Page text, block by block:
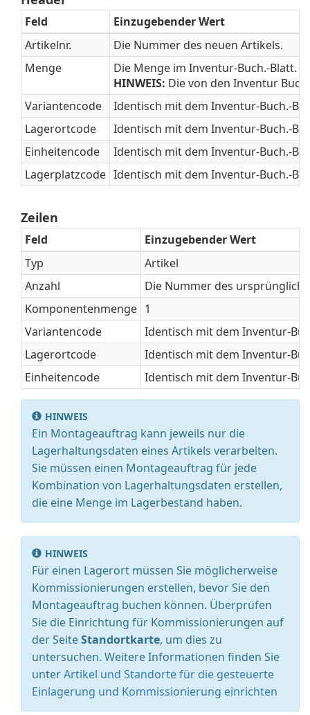
Feld
Einzugebender Wert
Artikelnr.
Die Nummer des neuen Artikels.
Menge
Die Menge im Inventur-Buch.-Blatt.
HINWEIS: Die von den Inventur
Variantencode
Identisch mit dem Inventur-Buch.-
Lagerortcode
Identisch mit dem Inventur-Buch.-
Einheitencode
Identisch mit dem Inventur-Buch.-
Lagerplatzcode Identisch mit dem Inventur-Buch.-
Zeilen
Feld
Einzugebender Wert
Typ
Artikel
Anzahl
Die Nummer des
Komponentenmenge 1
Variantencode
Identisch mit dem Inventur-
Lagerortcode
Identisch mit dem Inventur-
Einheitencode
Identisch mit dem Inventur-
HINWEIS
Ein Montageauftrag kann jeweils nur die
Lagerhaltungsdaten eines Artikels verarbeiten.
Sie müssen einen Montageauftrag für jede
Kombination von Lagerhaltungsdaten erstellen,
die eine Menge im Lagerbestand haben.
HINWEIS
Für einen Lagerort müssen Sie möglicherweise
Kommissionierungen erstellen, bevor Sie den
Montageauftrag buchen können. Überprüfen
Sie die Einrichtung für Kommissionierungen auf
der SeiteStandortkarte, um dies zu
untersuchen. Weitere Informationen finden Sie
unterArtikel und Standorte für die gesteuerte
Einlagerung und Kommissionierung einrichten